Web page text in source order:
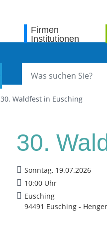
Firmen
Institutionen
30. Waldfest in Eusching
30.
Sonntag, 19.07.2026
10:00 Uhr
Eusching
94491 Eusching -